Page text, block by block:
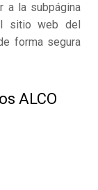
a la subpágina
sitio web del
forma segura
ALCO